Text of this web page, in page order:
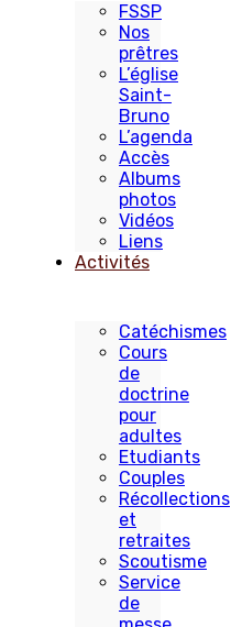
FSSP
Nos
prêtres
L’église
Saint-
Bruno
L’agenda
Accès
Albums
photos
Vidéos
Liens
Activités
Catéchismes
Cours
de
doctrine
pour
adultes
Etudiants
Couples
Récollections
et
retraites
Scoutisme
Service
de